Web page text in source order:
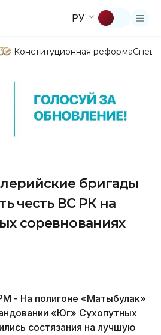
РУ
Конституционная реформа
бригады
честь ВС РК на
соревнованиях
На полигоне «Матыбулак»
«Юг» Сухопутных
состязания на лучшую